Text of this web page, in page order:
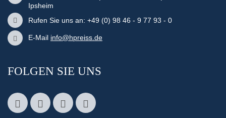
Ipsheim
Rufen Sie uns an: +49 (0) 98 46 - 9 77 93 - 0
E-Mail info@hpreiss.de
FOLGEN SIE UNS